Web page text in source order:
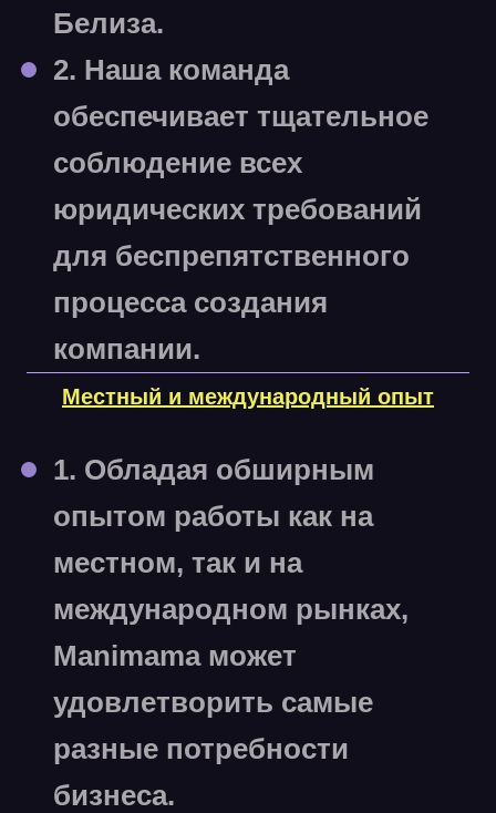
Белиза.
2. Наша команда
обеспечивает тщательное
соблюдение всех
юридических требований
для беспрепятственного
процесса создания
компании.
Местный и международный опыт
1. Обладая обширным
опытом работы как на
местном, так и на
международном рынках,
Manimama может
удовлетворить самые
разные потребности
бизнеса.